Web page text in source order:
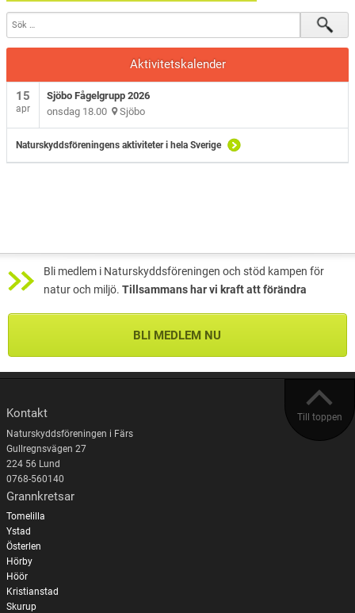
Aktivitetskalender
15
apr
Sjöbo Fågelgrupp 2026
onsdag 18.00 Sjöbo
Naturskyddsföreningens aktiviteter i hela Sverige
Bli medlem i Naturskyddsföreningen och stöd kampen för
natur och miljö. Tillsammans har vi kraft att förändra
BLI MEDLEM NU
Till toppen
Kontakt
Naturskyddsföreningen i Färs
Gullregnsvägen 27
224 56 Lund
0768-560140
Grannkretsar
Tomelilla
Ystad
Österlen
Hörby
Höör
Kristianstad
Skurup